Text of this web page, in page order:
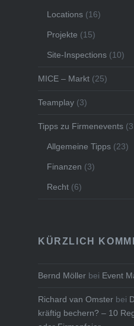
Locations(16)
Projekte (15)
Site-Inspections(10)
MICE – Markt(25)
Teamplay(3)
Tipps zu Firmenevents
Allgemeine Tipps(23)
Finanzen (3)
Recht(6)
KÜRZLICH
Bernd Möllerbei Event
Richard van Omsterbei
kräftig bechern? – 10